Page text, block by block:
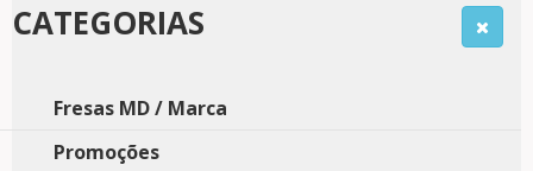
CATEGORIAS
Fresas MD / Marca
Promoções